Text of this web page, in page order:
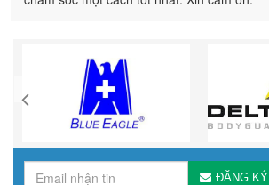
ĐĂNG KÝ